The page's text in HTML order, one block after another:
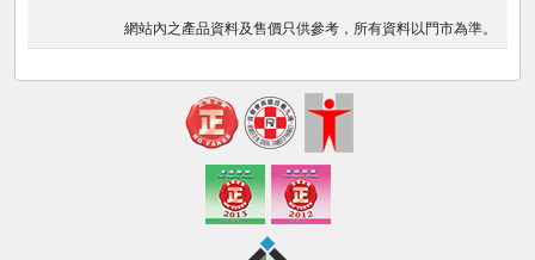
網站內之產品資料及售價只供參考，所有資料以門市為準。